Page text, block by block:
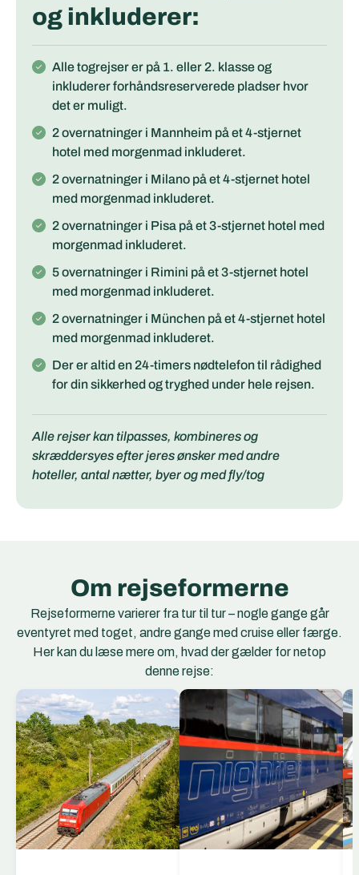
og inkluderer:
Alle togrejser er på 1. eller 2. klasse og
inkluderer forhåndsreserverede pladser hvor
det er muligt.
2 overnatninger i Mannheim på et 4-stjernet
hotel med morgenmad inkluderet.
2 overnatninger i Milano på et 4-stjernet hotel
med morgenmad inkluderet.
2 overnatninger i Pisa på et 3-stjernet hotel med
morgenmad inkluderet.
5 overnatninger i Rimini på et 3-stjernet hotel
med morgenmad inkluderet.
2 overnatninger i München på et 4-stjernet hotel
med morgenmad inkluderet.
Der er altid en 24-timers nødtelefon til rådighed
for din sikkerhed og tryghed under hele rejsen.
Alle rejser kan tilpasses, kombineres og
skræddersyes efter jeres ønsker med andre
hoteller, antal nætter, byer og med fly/tog
Om rejseformerne
Rejseformerne varierer fra tur til tur – nogle gange går
eventyret med toget, andre gange med cruise eller færge.
Her kan du læse mere om, hvad der gælder for netop
denne rejse:
EC Togene
EuroCity (EC) er et
netværk af
internationale
hurtigtog, der forbinder
storbyer og regioner på
tværs af Europa. EC-